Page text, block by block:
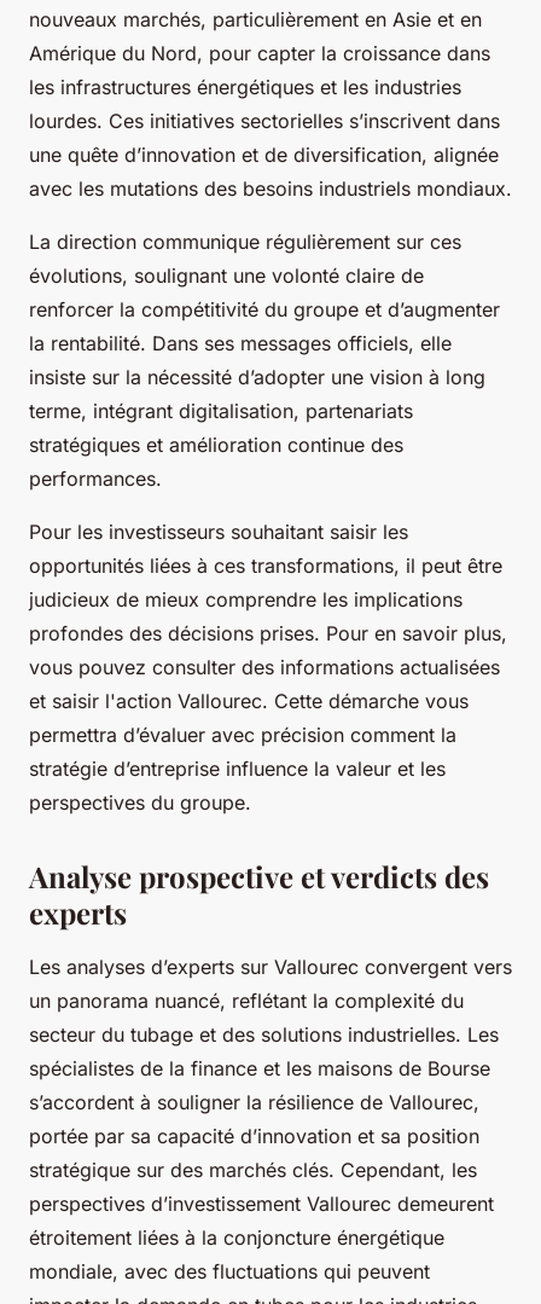
nouveaux marchés, particulièrement en Asie et en
Amérique du Nord, pour capter la croissance dans
les infrastructures énergétiques et les industries
lourdes. Ces initiatives sectorielles s’inscrivent dans
une quête d’innovation et de diversification, alignée
avec les mutations des besoins industriels mondiaux.
La direction communique régulièrement sur ces
évolutions, soulignant une volonté claire de
renforcer la compétitivité du groupe et d’augmenter
la rentabilité. Dans ses messages officiels, elle
insiste sur la nécessité d’adopter une vision à long
terme, intégrant digitalisation, partenariats
stratégiques et amélioration continue des
performances.
Pour les investisseurs souhaitant saisir les
opportunités liées à ces transformations, il peut être
judicieux de mieux comprendre les implications
profondes des décisions prises. Pour en savoir plus,
vous pouvez consulter des informations actualisées
et saisir l'action Vallourec. Cette démarche vous
permettra d’évaluer avec précision comment la
stratégie d’entreprise influence la valeur et les
perspectives du groupe.
Analyse prospective et verdicts des
experts
Les analyses d’experts sur Vallourec convergent vers
un panorama nuancé, reflétant la complexité du
secteur du tubage et des solutions industrielles. Les
spécialistes de la finance et les maisons de Bourse
s’accordent à souligner la résilience de Vallourec,
portée par sa capacité d’innovation et sa position
stratégique sur des marchés clés. Cependant, les
perspectives d’investissement Vallourec demeurent
étroitement liées à la conjoncture énergétique
mondiale, avec des fluctuations qui peuvent